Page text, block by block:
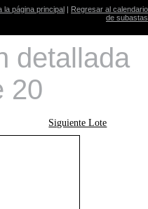
la página principal | Regresar al calendario
de subastas
detallada
20
Siguiente Lote